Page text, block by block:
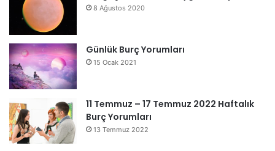
8 Ağustos 2020
Günlük Burç Yorumları
15 Ocak 2021
11 Temmuz – 17 Temmuz 2022 Haftalık
Burç Yorumları
13 Temmuz 2022